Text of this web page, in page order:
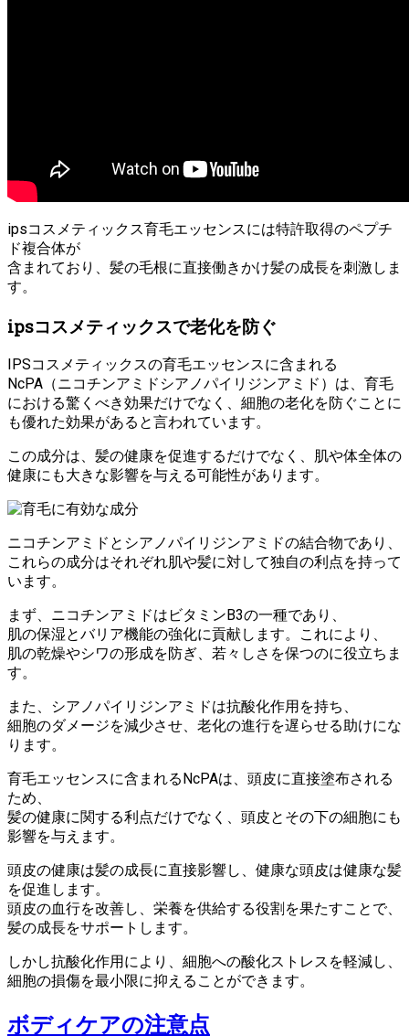
ipsコスメティックス育毛エッセンスには特許取得のペプチ
ド複合体が
含まれており、髪の毛根に直接働きかけ髪の成長を刺激しま
す。
ipsコスメティックスで老化を防ぐ
IPSコスメティックスの育毛エッセンスに含まれる
NcPA（ニコチンアミドシアノパイリジンアミド）は、育毛
における驚くべき効果だけでなく、細胞の老化を防ぐことに
も優れた効果があると言われています。
この成分は、髪の健康を促進するだけでなく、肌や体全体の
健康にも大きな影響を与える可能性があります。
ニコチンアミドとシアノパイリジンアミドの結合物であり、
これらの成分はそれぞれ肌や髪に対して独自の利点を持って
います。
まず、ニコチンアミドはビタミンB3の一種であり、
肌の保湿とバリア機能の強化に貢献します。これにより、
肌の乾燥やシワの形成を防ぎ、若々しさを保つのに役立ちま
す。
また、シアノパイリジンアミドは抗酸化作用を持ち、
細胞のダメージを減少させ、老化の進行を遅らせる助けにな
ります。
育毛エッセンスに含まれるNcPAは、頭皮に直接塗布される
ため、
髪の健康に関する利点だけでなく、頭皮とその下の細胞にも
影響を与えます。
頭皮の健康は髪の成長に直接影響し、健康な頭皮は健康な髪
を促進します。
頭皮の血行を改善し、栄養を供給する役割を果たすことで、
髪の成長をサポートします。
しかし抗酸化作用により、細胞への酸化ストレスを軽減し、
細胞の損傷を最小限に抑えることができます。
ボディケアの注意点